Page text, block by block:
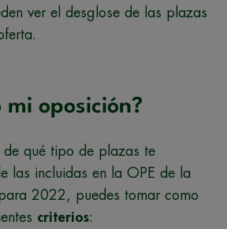
ver el desglose de las plazas
mi oposición?
de qué tipo de plazas te
las incluidas en la OPE de la
2022, puedes tomar como
criterios: